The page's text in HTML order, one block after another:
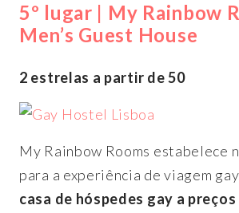
5º lugar | My Rainbow
Men’s Guest House
2 estrelas a partir de 50
My Rainbow Rooms estabelece
para a experiência de viagem
casa de hóspedes gay a